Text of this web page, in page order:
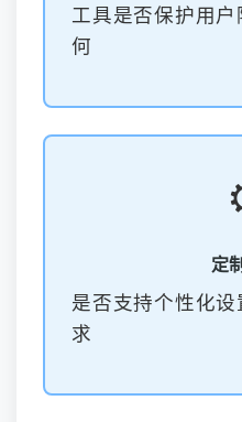
工具是否保护用
何
定
是否支持个性化
求